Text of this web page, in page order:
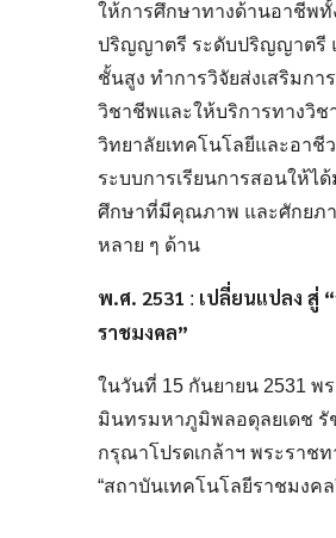
ให้การศึกษาทางด้านอาชีพทั้
ปริญญาตรี ระดับปริญญาตรี
ชั้นสูง ทำการวิจัยส่งเสริมกา
วิชาชีพและให้บริการทางวิช
วิทยาลัยเทคโนโลยีและอาชี
ระบบการเรียนการสอนให้ไ
ศึกษาที่มีคุณภาพ และศักยภ
หลาย ๆ ด้าน
พ.ศ. 2531 : เปลี่ยนแปลง สู่
ราชมงคล”
ในวันที่ 15 กันยายน 2531 พ
มินทรมหาภูมิพลอดุลยเดช รั
กรุณาโปรดเกล้าฯ พระราช
“สถาบันเทคโนโลยีราชมงคล